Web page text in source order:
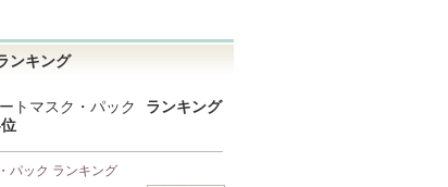
ンキング
トマスク・パック
ランキング
パック ランキング